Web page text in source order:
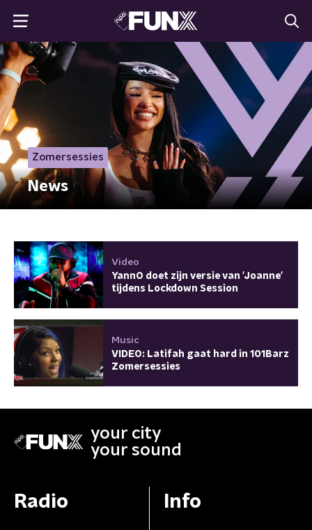
Zomersessies
News
Video
YannO doet zijn versie van 'Joanne'
tijdens Lockdown Session
Music
VIDEO: Latifah gaat hard in 101Barz
Zomersessies
your city
your sound
Radio Info